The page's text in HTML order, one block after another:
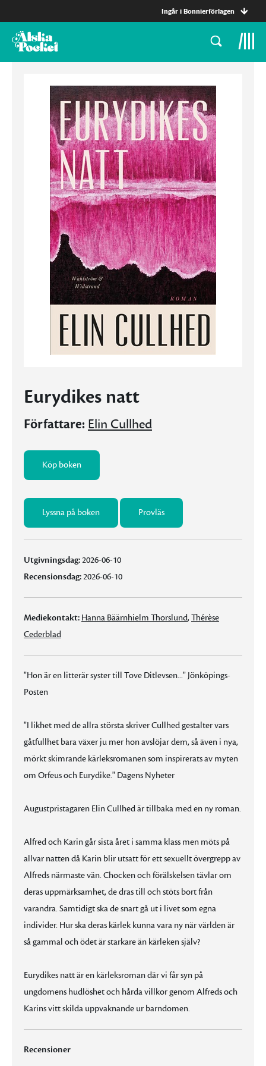
Ingår i Bonnierförlagen
Eurydikes natt
Författare: Elin Cullhed
Köp boken
Lyssna på boken Provläs
Utgivningsdag:2026-06-10
Recensionsdag:2026-06-10
Mediekontakt: Hanna Bäärnhielm Thorslund, Thérèse
Cederblad
"Hon är en litterär syster till Tove Ditlevsen..." Jönköpings-
Posten
"I likhet med de allra största skriver Cullhed gestalter vars
gåtfullhet bara växer ju mer hon avslöjar dem, så även i nya,
mörkt skimrande kärleksromanen som inspirerats av myten
om Orfeus och Eurydike." Dagens Nyheter
Augustpristagaren Elin Cullhed är tillbaka med en ny roman.
Alfred och Karin går sista året i samma klass men möts på
allvar natten då Karin blir utsatt för ett sexuellt övergrepp av
Alfreds närmaste vän. Chocken och förälskelsen tävlar om
deras uppmärksamhet, de dras till och stöts bort från
varandra. Samtidigt ska de snart gå ut i livet som egna
individer. Hur ska deras kärlek kunna vara ny när världen är
så gammal och ödet är starkare än kärleken själv?
Eurydikes natt är en kärleksroman där vi får syn på
ungdomens hudlöshet och hårda villkor genom Alfreds och
Karins vitt skilda uppvaknande ur barndomen.
Recensioner